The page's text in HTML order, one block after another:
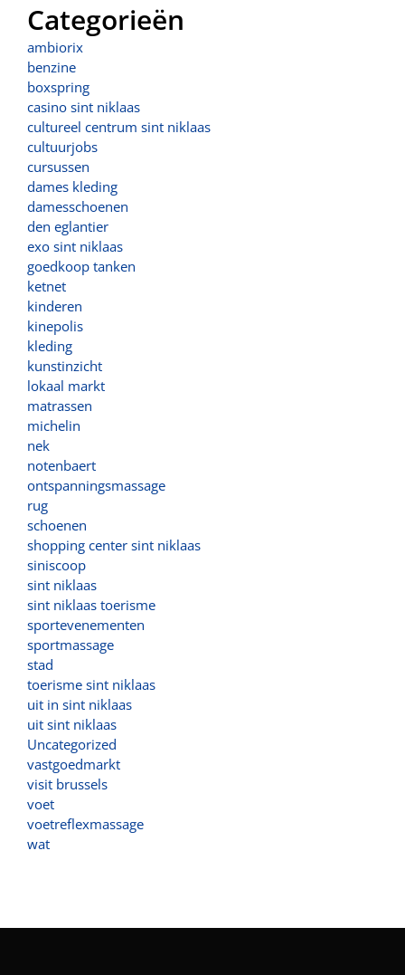
Categorieën
ambiorix
benzine
boxspring
casino sint niklaas
cultureel centrum sint niklaas
cultuurjobs
cursussen
dames kleding
damesschoenen
den eglantier
exo sint niklaas
goedkoop tanken
ketnet
kinderen
kinepolis
kleding
kunstinzicht
lokaal markt
matrassen
michelin
nek
notenbaert
ontspanningsmassage
rug
schoenen
shopping center sint niklaas
siniscoop
sint niklaas
sint niklaas toerisme
sportevenementen
sportmassage
stad
toerisme sint niklaas
uit in sint niklaas
uit sint niklaas
Uncategorized
vastgoedmarkt
visit brussels
voet
voetreflexmassage
wat